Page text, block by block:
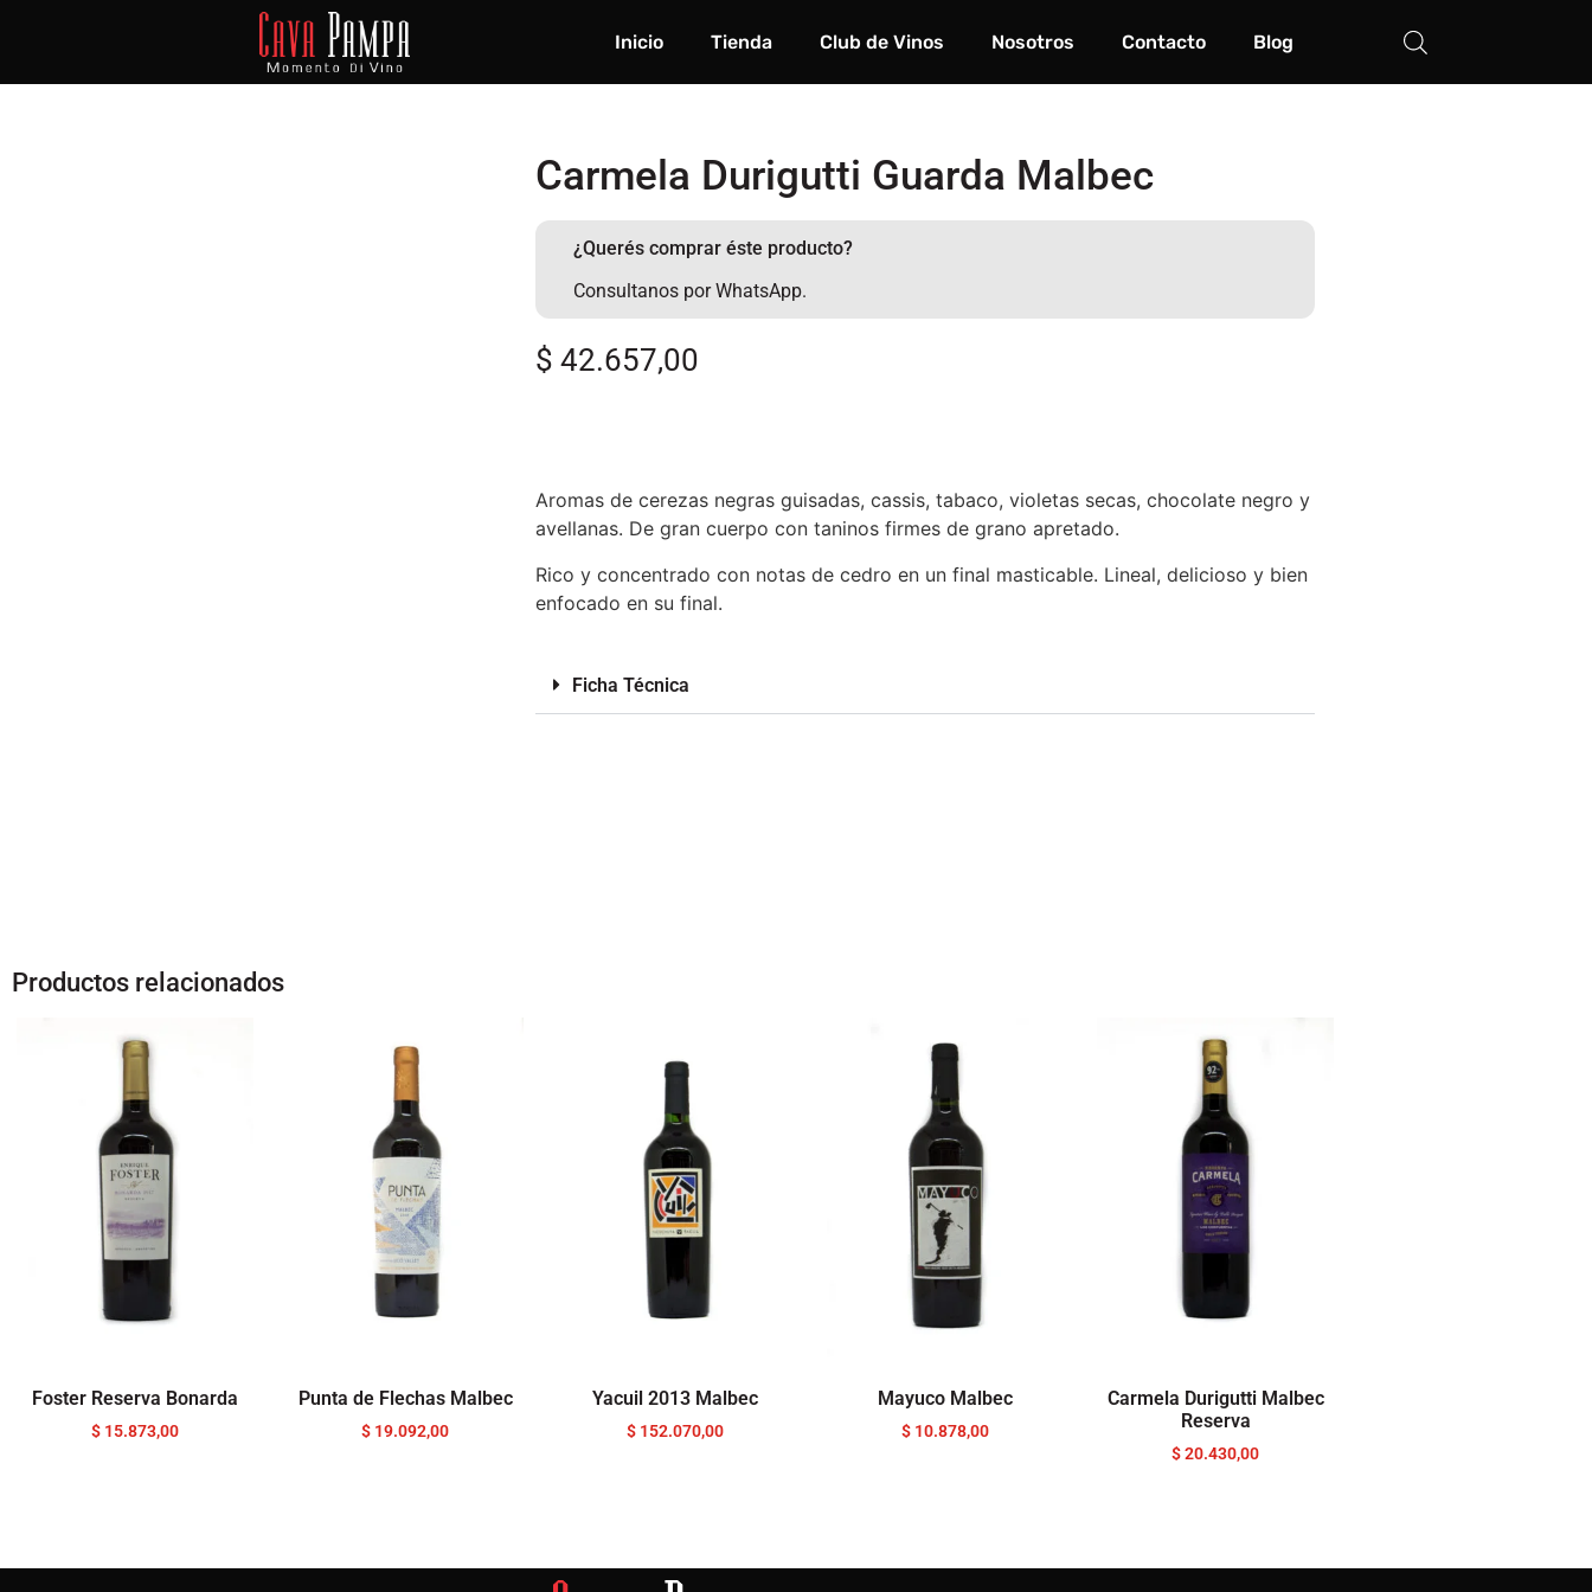
Inicio Tienda Club de Vinos Nosotros Contacto Blog
Carmela Durigutti Guarda Malbec
¿Querés comprar éste producto?
Consultanos por WhatsApp.
$ 42.657,00
Aromas de cerezas negras guisadas, cassis, tabaco, violetas secas, chocolate negro y
avellanas. De gran cuerpo con taninos firmes de grano apretado.
Rico y concentrado con notas de cedro en un final masticable. Lineal, delicioso y bien
enfocado en su final.
Ficha Técnica
Productos relacionados
Foster Reserva Bonarda
$ 15.873,00
Punta de Flechas Malbec
$ 19.092,00
Yacuil 2013 Malbec
$ 152.070,00
Mayuco Malbec
$ 10.878,00
Carmela Durigutti Malbec
Reserva
$20.430,00